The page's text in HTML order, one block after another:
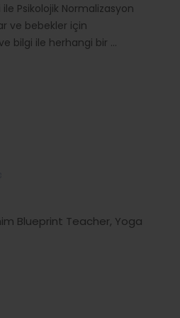
Psikolojik Normalizasyon
ve bebekler için
bilgi ile herhangi bir ...
Blueprint Teacher, Yoga